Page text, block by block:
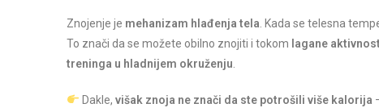
Znojenje je mehanizam hlađenja tela . Kada se telesna
To znači da se možete obilno znojiti i tokom lagane
treninga u hladnijem okruženju
Dakle, višak znoja ne znači da ste potrošili više kalorija